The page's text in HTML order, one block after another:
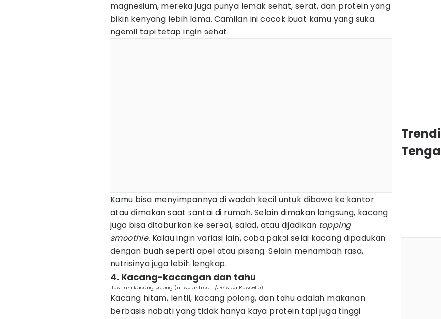
magnesium, mereka juga punya lemak sehat, serat, dan protein yang
bikin kenyang lebih lama. Camilan ini cocok buat kamu yang suka
ngemil tapi tetap ingin sehat.
Kamu bisa menyimpannya di wadah kecil untuk dibawa ke kantor
atau dimakan saat santai di rumah. Selain dimakan langsung, kacang
juga bisa ditaburkan ke sereal, salad, atau dijadikan topping
smoothie. Kalau ingin variasi lain, coba pakai selai kacang dipadukan
dengan buah seperti apel atau pisang. Selain menambah rasa,
nutrisinya juga lebih lengkap.
4. Kacang-kacangan dan tahu
ilustrasi kacang polong (unsplash.com/Jessica Ruscello)
Kacang hitam, lentil, kacang polong, dan tahu adalah makanan
berbasis nabati yang tidak hanya kaya protein tapi juga tinggi